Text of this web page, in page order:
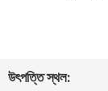
আমাদের
উৎপত্তি স্থল: